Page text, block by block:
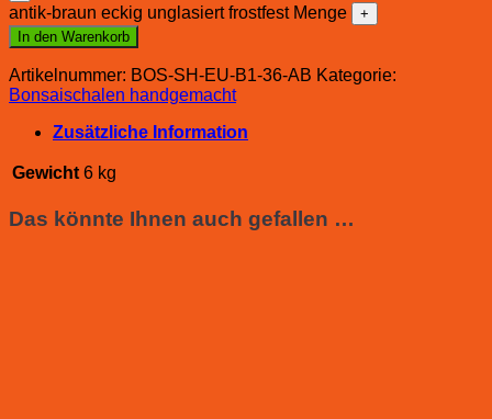
antik-braun eckig unglasiert frostfest Menge
In den Warenkorb
Artikelnummer: BOS-SH-EU-B1-36-AB Kategorie:
Bonsaischalen handgemacht
Zusätzliche Information
Gewicht 6 kg
Das könnte Ihnen auch gefallen …